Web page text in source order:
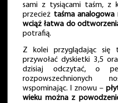
sami z tysiącami taśm, z
przecież taśma analogowa
wciąż łatwa do
potrafią.
Z kolei przyglądając się
przywołać dyskietki 3,5
dzisiaj odczytać, o
rozpowszechnionych
wspominając. I znowu –
wieku można z